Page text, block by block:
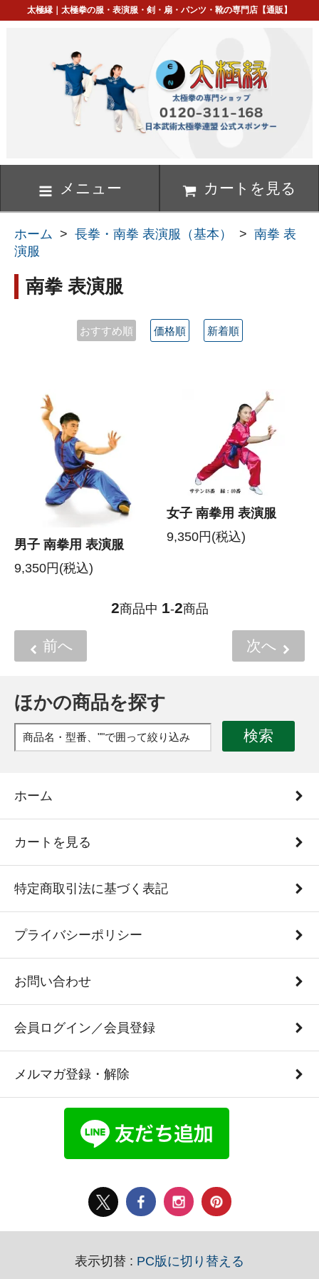
太極縁｜太極拳の服・表演服・剣・扇・パンツ・靴の専門店【通販】
メニュー カートを見る
ホーム > 長拳・南拳 表演服（基本） > 南拳 表
演服
南拳 表演服
おすすめ順 価格順 新着順
男子 南拳用 表演服
9,350円(税込)
女子 南拳用 表演服
9,350円(税込)
2商品中 1-2商品
前へ 次へ
ほかの商品を探す
検索
ホーム
カートを見る
特定商取引法に基づく表記
プライバシーポリシー
お問い合わせ
会員ログイン／会員登録
メルマガ登録・解除
表示切替 : PC版に切り替える